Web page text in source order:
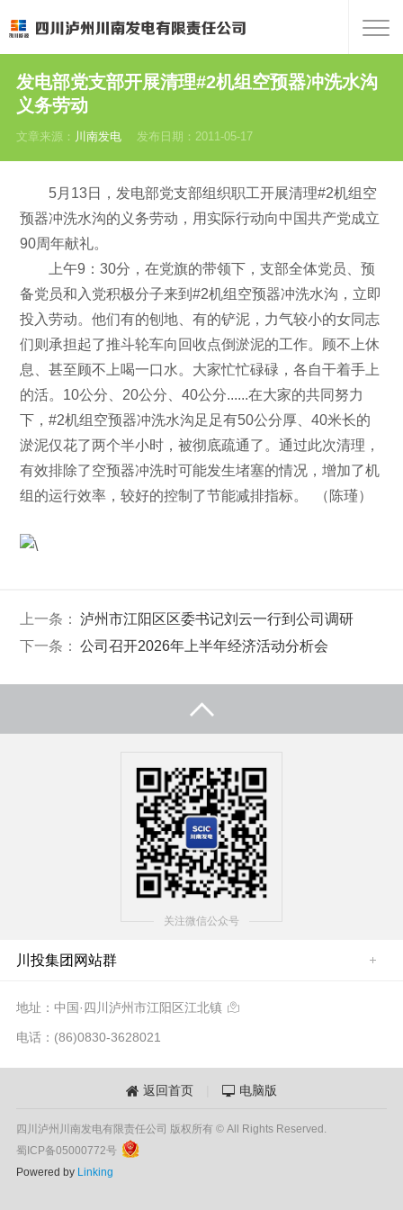
发电部党支部开展清理#2机组空预器冲洗水沟
义务劳动
文章来源： 川南发电 发布日期：2011-05-17
5月13日，发电部党支部组织职工开展清理#2机组空
预器冲洗水沟的义务劳动，用实际行动向中国共产党成立
90周年献礼。
上午9：30分，在党旗的带领下，支部全体党员、预
备党员和入党积极分子来到#2机组空预器冲洗水沟，立即
投入劳动。他们有的刨地、有的铲泥，力气较小的女同志
们则承担起了推斗轮车向回收点倒淤泥的工作。顾不上休
息、甚至顾不上喝一口水。大家忙忙碌碌，各自干着手上
的活。10公分、20公分、40公分......在大家的共同努力
下，#2机组空预器冲洗水沟足足有50公分厚、40米长的
淤泥仅花了两个半小时，被彻底疏通了。通过此次清理，
有效排除了空预器冲洗时可能发生堵塞的情况，增加了机
组的运行效率，较好的控制了节能减排指标。 （陈瑾）
上一条：
泸州市江阳区区委书记刘云一行到公司调研
下一条：
公司召开2026年上半年经济活动分析会
关注微信公众号
川投集团网站群
地址：中国·四川泸州市江阳区江北镇 
电话：(86)0830-3628021
 返回首页  电脑版
四川泸州川南发电有限责任公司 版权所有 © All Rights Reserved.
蜀ICP备05000772号
Powered by Linking